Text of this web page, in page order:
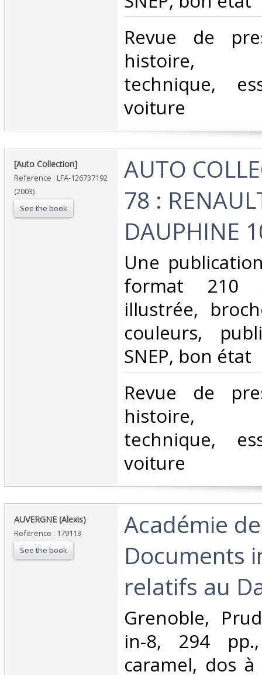
‎Revue de
histoire,
technique,
voiture‎
‎[Auto Collection]‎
Reference : LFA-126737192
(2003)
See the book
‎AUTO
78 :
DAUPHINE
‎Une
format 210
illustrée,
couleurs,
SNEP, bon état‎
‎Revue de
histoire,
technique,
voiture‎
‎AUVERGNE (Alexis)‎
Reference : 179113
See the book
‎Académie
Documents
relatifs au
‎Grenoble,
in-8, 294 pp.,
caramel, dos